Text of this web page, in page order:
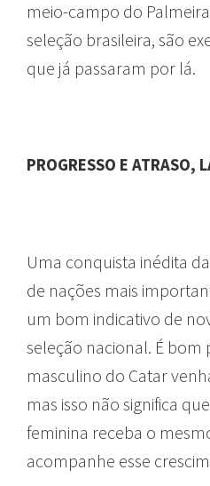
meio-campo do
seleção brasileira, são
que já passaram por lá.
PROGRESSO E ATRASO,
Uma conquista inédita
de nações mais
um bom indicativo de
seleção nacional. É
masculino do Catar
mas isso não significa
feminina receba o
acompanhe esse